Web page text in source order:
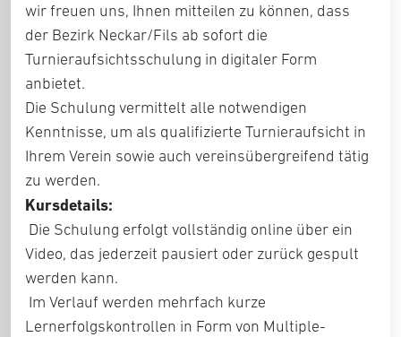
wir freuen uns, Ihnen mitteilen zu können, dass
der Bezirk Neckar/Fils ab sofort die
Turnieraufsichtsschulung in digitaler Form
anbietet.
Die Schulung vermittelt alle notwendigen
Kenntnisse, um als qualifizierte Turnieraufsicht in
Ihrem Verein sowie auch vereinsübergreifend tätig
zu werden.
Kursdetails:
Die Schulung erfolgt vollständig online über ein
Video, das jederzeit pausiert oder zurück gespult
werden kann.
Im Verlauf werden mehrfach kurze
Lernerfolgskontrollen in Form von Multiple-